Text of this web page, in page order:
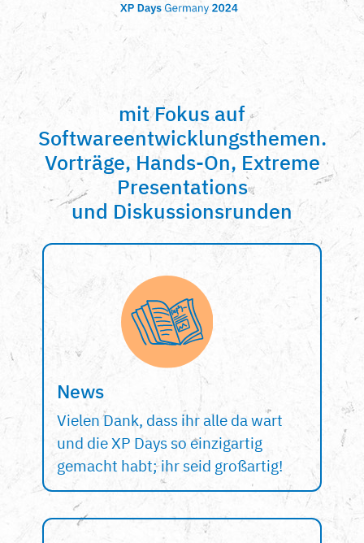
mit Fokus auf
Softwareentwicklungsthemen.
Vorträge, Hands-On, Extreme
Presentations
und Diskussionsrunden
News
Vielen Dank, dass ihr alle da wart
und die XP Days so einzigartig
gemacht habt; ihr seid großartig!